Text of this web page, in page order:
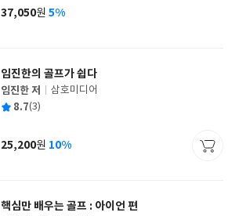
사
가
37,050원 5%
임진한의 골프가 쉽다
글
쓴
임진한 저
출
사
삼호미디어
평 8.7(3)
가
25,200원 10%
핵심만 배우는 골프 : 아이언 편